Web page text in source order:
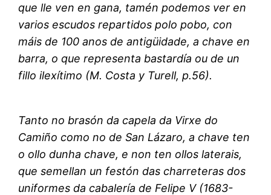
que lle ven en gana, tamén podemos ver en
varios escudos repartidos polo pobo, con
máis de 100 anos de antigüidade, a chave en
barra, o que representa bastardía ou de un
fillo ilexítimo (M. Costa y Turell, p.56).
Tanto no brasón da capela da Virxe do
Camiño como no de San Lázaro, a chave ten
o ollo dunha chave, e non ten ollos laterais,
que semellan un festón das charreteras dos
uniformes da cabalería de Felipe V (1683-